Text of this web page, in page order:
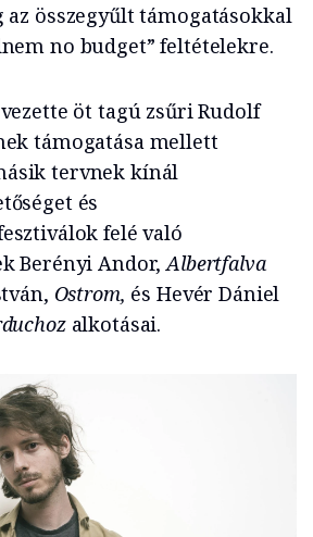
összegyűlt támogatásokkal
no budget” feltételekre.
öt tagú zsűri Rudolf
támogatása mellett
tervnek kínál
és
felé való
Berényi Andor,Albertfalva
Ostrom, és Hevér Dániel
alkotásai.